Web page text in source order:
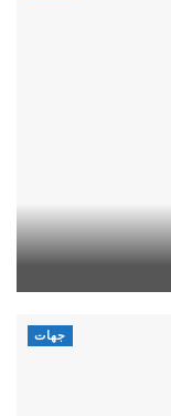
جهات